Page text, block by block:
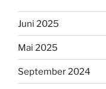
Juni 2025
Mai 2025
September 2024